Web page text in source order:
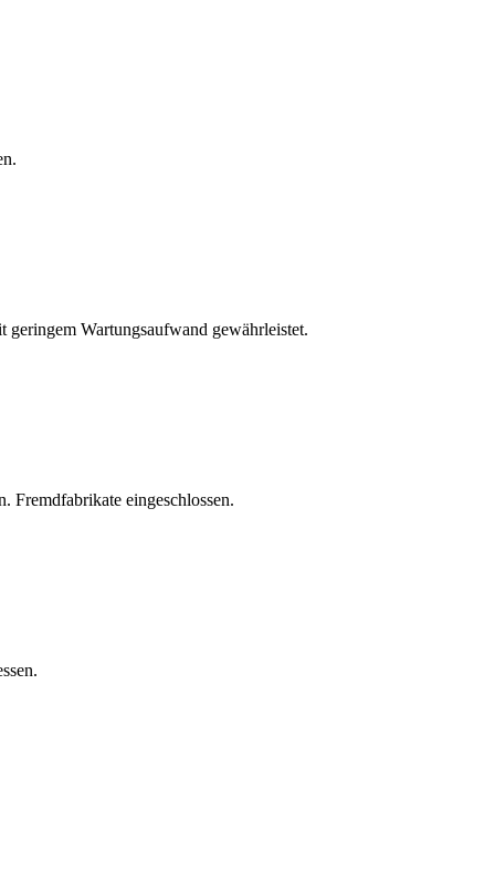
Wartungsaufwand gewährleistet.
Fremdfabrikate eingeschlossen.